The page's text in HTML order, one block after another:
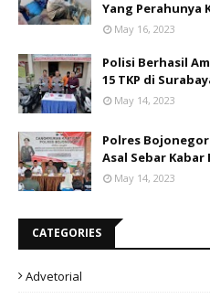
Yang Perahunya
May 16, 2023
Polisi Berhasil
15 TKP di
May 14, 2023
Polres
Asal Sebar Kabar
May 14, 2023
CATEGORIES
Advetorial